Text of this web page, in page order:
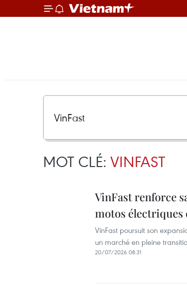
MOT CLÉ: VINFAST
VinFast renforce
motos électriques
VinFast poursuit son
un marché en pleine
20/07/2026 08:31